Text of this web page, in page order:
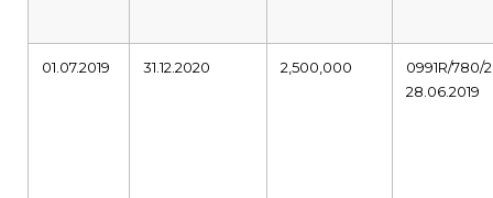
01.07.2019 31.12.2020 2,500,000
0991R/780/
28.06.2019